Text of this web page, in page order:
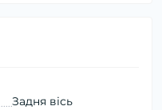
Задня вісь